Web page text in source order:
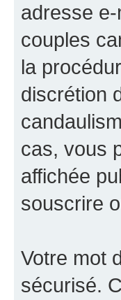
adresse
couples
la
discrétion
cas, vous
affichée
souscrire
Votre mot
sécurisé.